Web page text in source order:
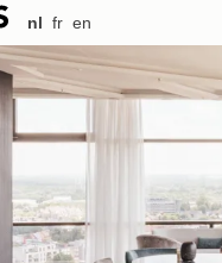
nl fr en